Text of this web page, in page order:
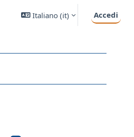
Italiano ‎(it)‎ Accedi